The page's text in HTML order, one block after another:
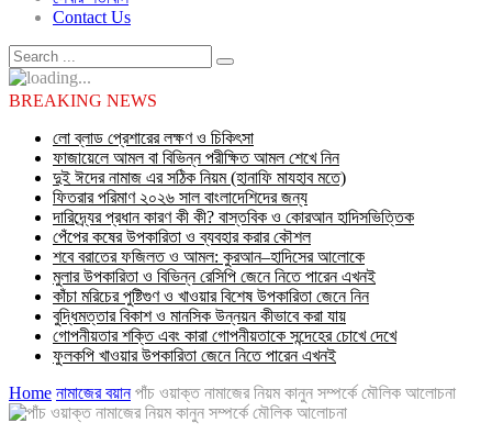
Contact Us
BREAKING NEWS
লো ব্লাড প্রেশারের লক্ষণ ও চিকিৎসা
ফাজায়েলে আমল বা বিভিন্ন পরীক্ষিত আমল শেখে নিন
দুই ঈদের নামাজ এর সঠিক নিয়ম (হানাফি মাযহাব মতে)
ফিতরার পরিমাণ ২০২৬ সাল বাংলাদেশিদের জন্য
দারিদ্র্যের প্রধান কারণ কী কী? বাস্তবিক ও কোরআন হাদিসভিত্তিক
পেঁপের কষের উপকারিতা ও ব্যবহার করার কৌশল
শবে বরাতের ফজিলত ও আমল: কুরআন–হাদিসের আলোকে
মুলার উপকারিতা ও বিভিন্ন রেসিপি জেনে নিতে পারেন এখনই
কাঁচা মরিচের পুষ্টিগুণ ও খাওয়ার বিশেষ উপকারিতা জেনে নিন
বুদ্ধিমত্তার বিকাশ ও মানসিক উন্নয়ন কীভাবে করা যায়
গোপনীয়তার শক্তি এবং কারা গোপনীয়তাকে সন্দেহের চোখে দেখে
ফুলকপি খাওয়ার উপকারিতা জেনে নিতে পারেন এখনই
Home নামাজের বয়ান পাঁচ ওয়াক্ত নামাজের নিয়ম কানুন সম্পর্কে মৌলিক আলোচনা